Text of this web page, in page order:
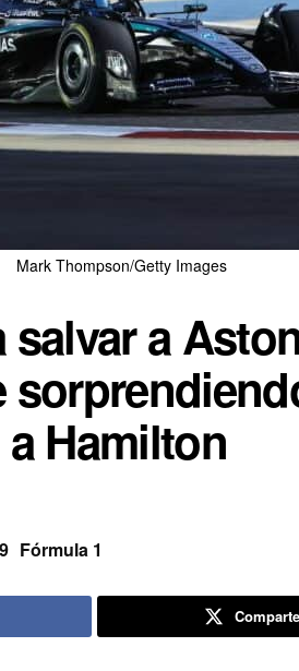
Mark Thompson/Getty Images
a
Hamilton
Fórmula 1